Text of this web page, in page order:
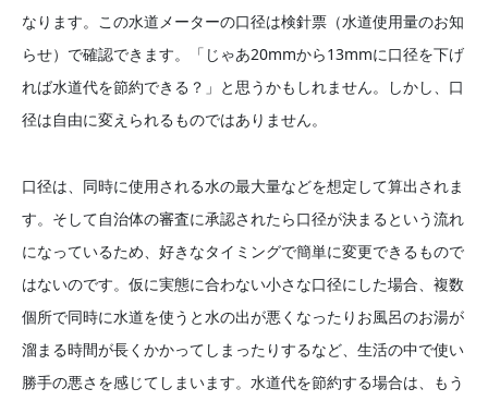
なります。この水道メーターの口径は検針票（水道使用量のお知
らせ）で確認できます。「じゃあ20mmから13mmに口径を下げ
れば水道代を節約できる？」と思うかもしれません。しかし、口
径は自由に変えられるものではありません。
口径は、同時に使用される水の最大量などを想定して算出されま
す。そして自治体の審査に承認されたら口径が決まるという流れ
になっているため、好きなタイミングで簡単に変更できるもので
はないのです。仮に実態に合わない小さな口径にした場合、複数
個所で同時に水道を使うと水の出が悪くなったりお風呂のお湯が
溜まる時間が長くかかってしまったりするなど、生活の中で使い
勝手の悪さを感じてしまいます。水道代を節約する場合は、もう